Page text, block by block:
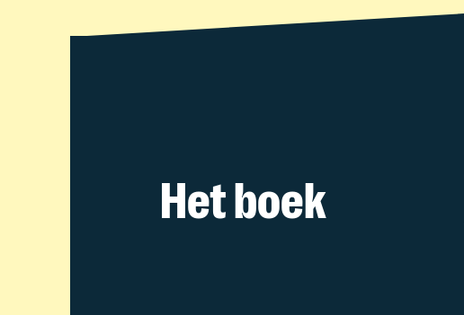
Het boek